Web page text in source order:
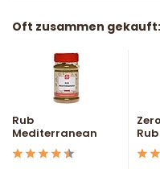
Oft zusammen gekauft:
Rub
Mediterranean
Rub